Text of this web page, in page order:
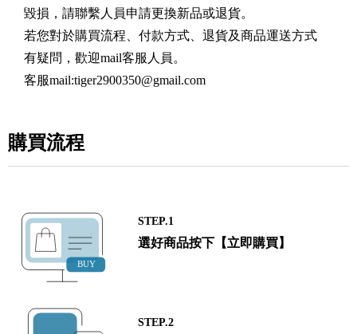
毀損，請聯繫人員申請更換新品或退貨。
若您對於購買流程、付款方式、退貨及商品運送方式
有疑問，歡迎mail客服人員。
客服mail:tiger2900350@gmail.com
購買流程
STEP.1
選好商品按下【立即購買】
STEP.2